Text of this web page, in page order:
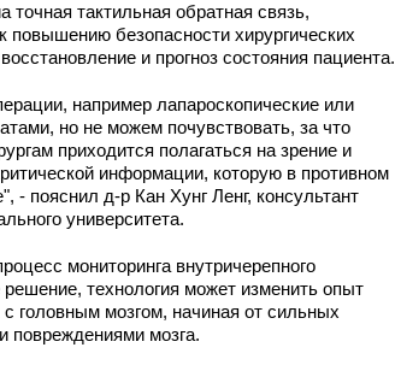
точная тактильная обратная связь,
повышению безопасности хирургических
и прогноз состояния пациента.
например лапароскопические или
но не можем почувствовать, за что
приходится полагаться на зрение и
информации, которую в противном
- пояснил д-р Кан Хунг Ленг, консультант
университета.
мониторинга внутричерепного
технология может изменить опыт
головным мозгом, начиная от сильных
повреждениями мозга.